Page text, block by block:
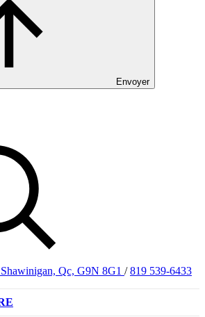
Envoyer
Qc, G9N 8G1 / 819 539-6433